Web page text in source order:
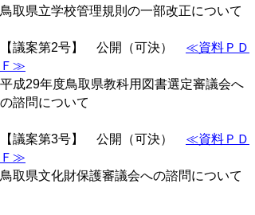
鳥取県立学校管理規則の一部改正について
【議案第2号】 公開（可決） ≪資料ＰＤ
Ｆ≫
平成29年度鳥取県教科用図書選定審議会へ
の諮問について
【議案第3号】 公開（可決） ≪資料ＰＤ
Ｆ≫
鳥取県文化財保護審議会への諮問について